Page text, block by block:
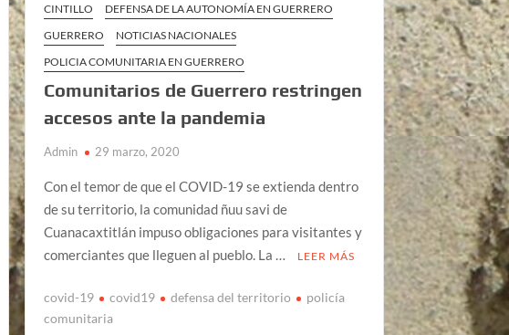
CINTILLO
DEFENSA DE LA AUTONOMÍA EN GUERRERO
GUERRERO
NOTICIAS NACIONALES
POLICIA COMUNITARIA EN GUERRERO
Comunitarios de Guerrero restringen
accesos ante la pandemia
Admin 29 marzo, 2020
Con el temor de que el COVID-19 se extienda dentro
de su territorio, la comunidad ñuu savi de
Cuanacaxtitlán impuso obligaciones para visitantes y
comerciantes que lleguen al pueblo. La …
LEER MÁS
covid-19 covid19 defensa del territorio
policía
comunitaria